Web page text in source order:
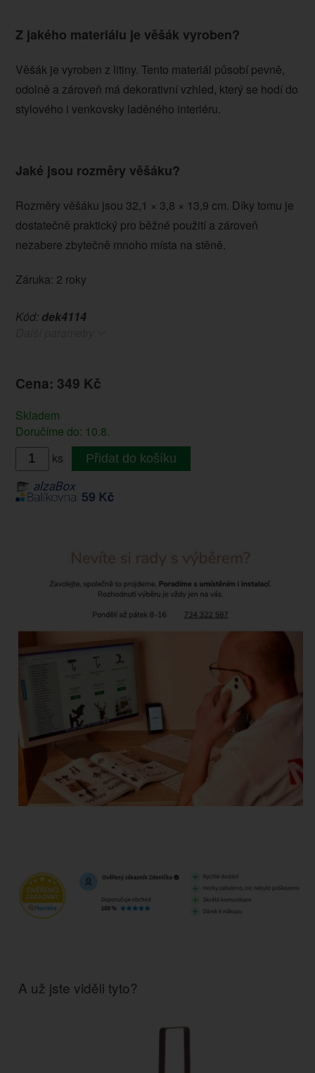
Z jakého materiálu je věšák vyroben?
Věšák je vyroben z litiny. Tento materiál působí pevně,
odolně a zároveň má dekorativní vzhled, který se hodí do
stylového i venkovsky laděného interiéru.
Jaké jsou rozměry věšáku?
Rozměry věšáku jsou 32,1 × 3,8 × 13,9 cm. Díky tomu je
dostatečně praktický pro běžné použití a zároveň
nezabere zbytečně mnoho místa na stěně.
Záruka: 2 roky
Kód: dek4114
Cena: 349 Kč
Skladem
Doručíme do: 10.8.
ks
Přidat do košíku
A už jste viděli tyto?